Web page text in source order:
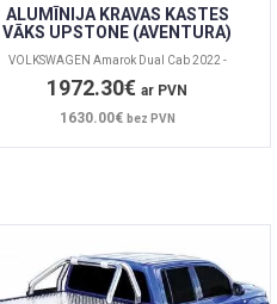
ALUMĪNIJA KRAVAS KASTES
VĀKS UPSTONE (AVENTURA)
VOLKSWAGEN Amarok Dual Cab 2022 -
1972.30€ar PVN
1630.00€ bez PVN